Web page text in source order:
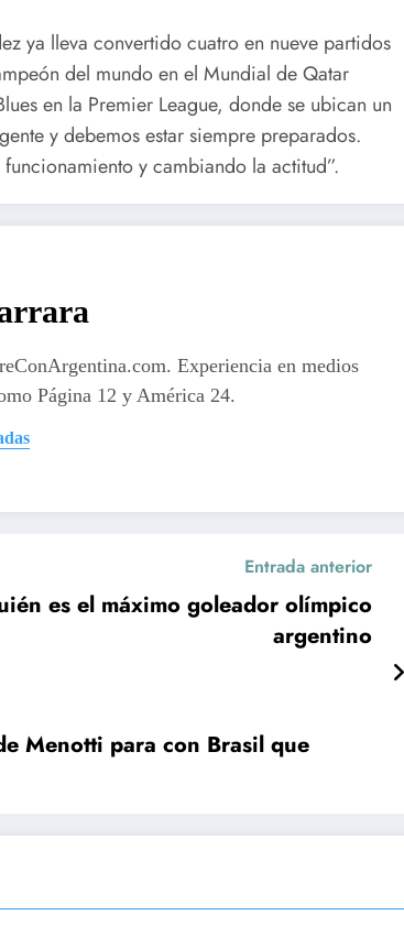
ya lleva convertido cuatro en nueve partidos
del mundo en el Mundial de Qatar
en la Premier League, donde se ubican un
y debemos estar siempre preparados.
y cambiando la actitud”.
Experiencia en medios
Página 12 y América 24.
Entrada anterior
es el máximo goleador olímpico
argentino
Menotti para con Brasil que